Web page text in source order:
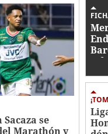
se
Marathón y